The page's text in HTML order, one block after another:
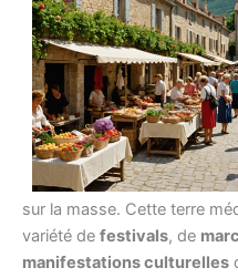
La Drôme est une région
humaine, où l’authenticité
sur la masse. Cette terre
variété de festivals, de
manifestations culturelles